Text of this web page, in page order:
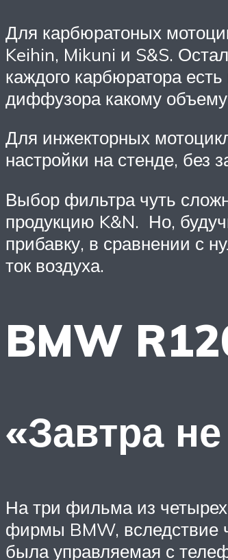
Для карбюратоных
Keihin, Mikuni и S&S.
каждого карбюратора
диффузора какому объему
Для инжекторных
настройки на стенде,
Выбор фильтра чуть
продукцию K&N. Но,
прибавку, в сравнении с
ток воздуха.
BMW
«Завтра
На три фильма из
фирмы BMW, вследствие
была управляемая с